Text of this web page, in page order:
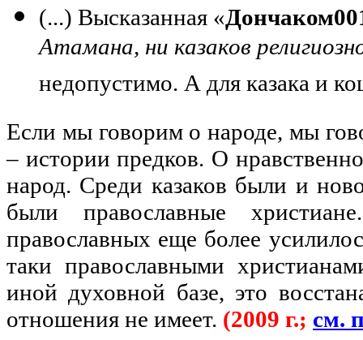
(...) Высказанная «
Атамана, ни казаков
недопустимо. А для казака и
Если мы говорим о народе, мы
– истории предков. О
народ. Среди казаков были и
были православные
православных еще более
таки православными
иной духовной базе, это
отношения не имеет. (2009 г.; см.